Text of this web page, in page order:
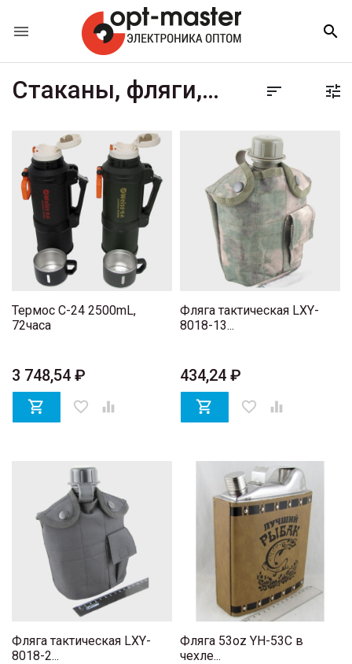
 
Стаканы, фляги,термосы  
Термос C-24 2500mL,
72часа
3 748,54 ₽
 favorite_border 
Фляга тактическая LXY-
8018-13...
434,24 ₽
 favorite_border 
Фляга тактическая LXY-
8018-2...
Фляга 53oz YH-53C в
чехле...